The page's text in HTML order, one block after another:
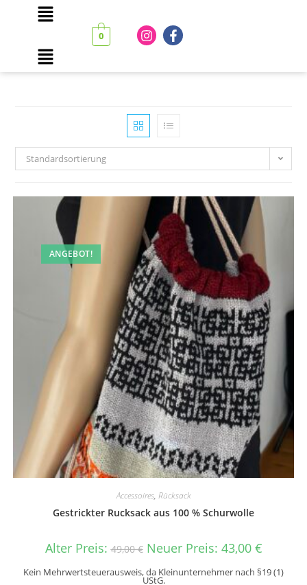
0
Standardsortierung
ANGEBOT!
Accessoires, Rücksack
Gestrickter Rucksack aus 100 % Schurwolle
Alter Preis: 49,00€ Neuer Preis: 43,00 €
Kein Mehrwertsteuerausweis, da Kleinunternehmer nach §19 (1)
UStG.